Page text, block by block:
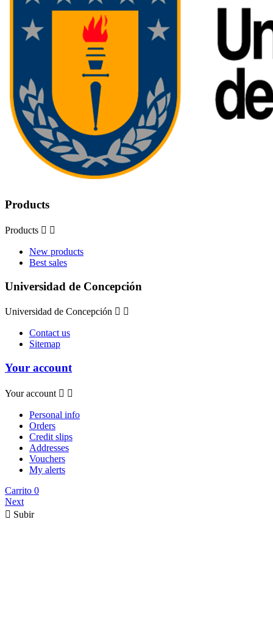
Products
Products  
New products
Best sales
Universidad de Concepción
Universidad de Concepción  
Contact us
Sitemap
Your account
Your account  
Personal info
Orders
Credit slips
Addresses
Vouchers
My alerts
Carrito 0
Next
 Subir